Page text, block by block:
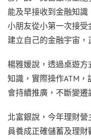
能及早接收到金融知
小朋友從小第一次接受
建立自己的金融宇宙，
楊雅媛說，透過桌遊
知識，實際操作ATM
會持續推廣，不斷變遷
北富銀說，今年理財
員養成正確儲蓄及理